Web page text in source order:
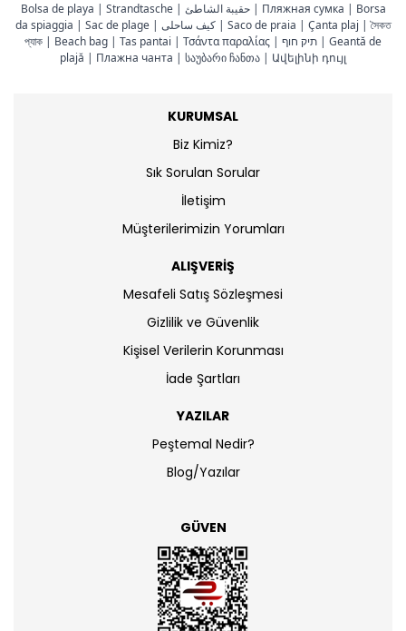
Bolsa de playa | Strandtasche | حقيبة الشاطئ | Пляжная сумка | Borsa
da spiaggia | Sac de plage | کیف ساحلی | Saco de praia | Çanta plaj | সৈকত
প্যাক | Beach bag | Tas pantai | Τσάντα παραλίας | תיק חוף | Geantă de
plajă | Плажна чанта | საუბარი ჩანთა | Ավելինի դույլ
KURUMSAL
Biz Kimiz?
Sık Sorulan Sorular
İletişim
Müşterilerimizin Yorumları
ALIŞVERİŞ
Mesafeli Satış Sözleşmesi
Gizlilik ve Güvenlik
Kişisel Verilerin Korunması
İade Şartları
YAZILAR
Peştemal Nedir?
Blog/Yazılar
GÜVEN